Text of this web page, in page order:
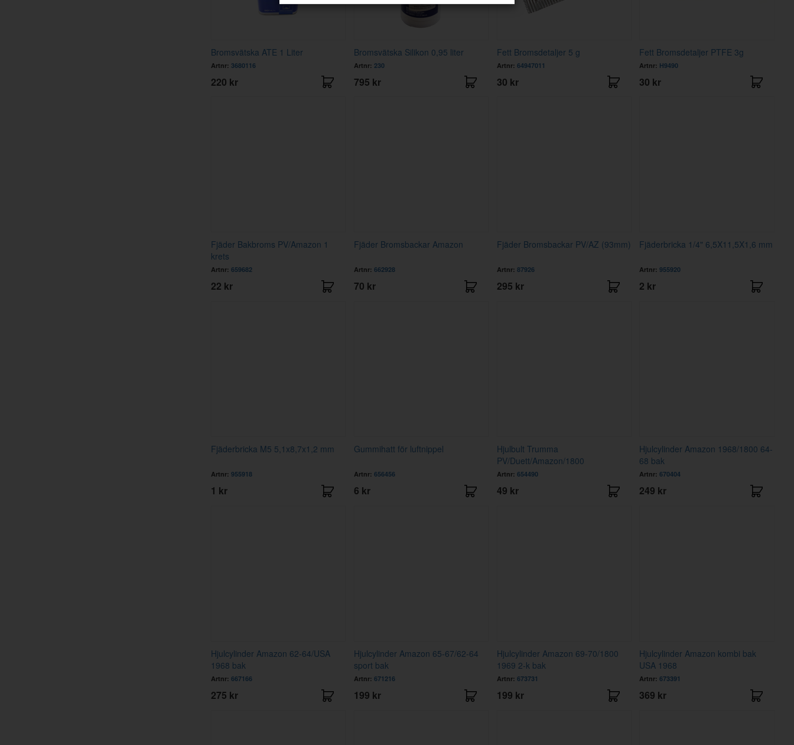
Bromsvätska ATE 1 Liter
Artnr: 3680116
220 kr
Bromsvätska Silikon 0,95 liter
Artnr: 230
795 kr
Fett Bromsdetaljer 5 g
Artnr: 64947011
30 kr
Fett Bromsdetaljer PTFE 3g
Artnr: H9490
30 kr
Fjäder Bakbroms PV/Amazon 1
krets
Artnr: 659682
22 kr
Fjäder Bromsbackar Amazon
Artnr: 662928
70 kr
Fjäder Bromsbackar PV/AZ (93mm)
Artnr: 87926
295 kr
Fjäderbricka 1/4" 6,5X11,5X1,6 mm
Artnr:955920
2 kr
Fjäderbricka M5 5,1x8,7x1,2 mm
Artnr: 955918
1 kr
Gummihatt för luftnippel
Artnr: 656456
6 kr
Hjulbult Trumma
PV/Duett/Amazon/1800
Artnr: 654490
49 kr
Hjulcylinder Amazon 1968/1800 64-
68 bak
Artnr:670404
249 kr
Hjulcylinder Amazon 62-64/USA
1968 bak
Artnr: 667166
275 kr
Hjulcylinder Amazon 65-67/62-64
sport bak
Artnr: 671216
199 kr
Hjulcylinder Amazon 69-70/1800
1969 2-k bak
Artnr: 673731
199 kr
Hjulcylinder Amazon kombi bak
USA 1968
Artnr:673391
369 kr